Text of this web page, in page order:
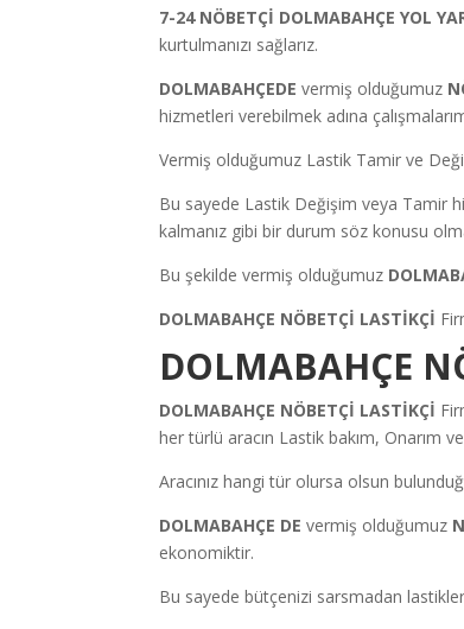
7-24 NÖBETÇİ DOLMABAHÇE YOL
kurtulmanızı sağlarız.
DOLMABAHÇEDE vermiş olduğumuz
hizmetleri verebilmek adına
Vermiş olduğumuz Lastik Tamir ve
Bu sayede Lastik Değişim veya Tamir
kalmanız gibi bir durum söz konusu
Bu şekilde vermiş olduğumuz
DOLMABAHÇE NÖBETÇİ LASTİKÇİ
DOLMABAHÇE
DOLMABAHÇE NÖBETÇİ LASTİKÇİ
her türlü aracın Lastik bakım, Onarım
Aracınız hangi tür olursa olsun
DOLMABAHÇE DE vermiş olduğumuz
ekonomiktir.
Bu sayede bütçenizi sarsmadan